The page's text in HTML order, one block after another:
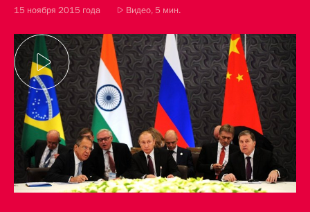
15 ноября 2015 года Видео, 5 мин.